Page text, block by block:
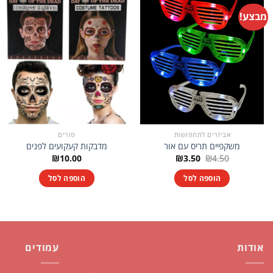
מבצע!
אביזרים לתחפושות
משקפיים תריס עם אור
₪4.50 המחיר
היה:
₪4.50.
₪3.50
הוא:
₪3.50. הוספה לסל
פורים
מדבקות קעקועים לפנים
₪10.00
הוספה לסל
אודות עמודים